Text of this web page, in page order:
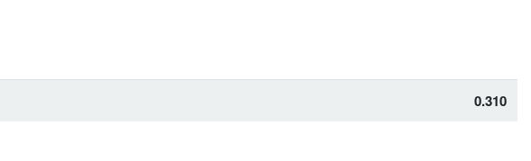
0.310